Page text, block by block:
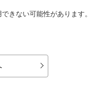
きない可能性があります。